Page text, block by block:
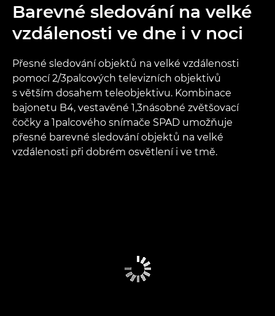
Barevné sledování na velké
vzdálenosti ve dne i v noci
Přesné sledování objektů na velké vzdálenosti
pomocí 2/3palcových televizních objektivů
s větším dosahem teleobjektivu. Kombinace
bajonetu B4, vestavěné 1,3násobné zvětšovací
čočky a 1palcového snímače SPAD umožňuje
přesné barevné sledování objektů na velké
vzdálenosti při dobrém osvětlení i ve tmě.